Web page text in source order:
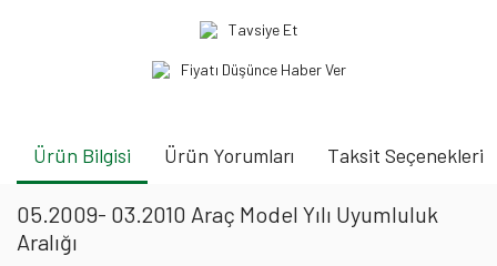
Tavsiye Et
Fiyatı Düşünce Haber Ver
Ürün Bilgisi Ürün Yorumları Taksit Seçenekleri
05.2009- 03.2010 Araç Model Yılı Uyumluluk
Aralığı